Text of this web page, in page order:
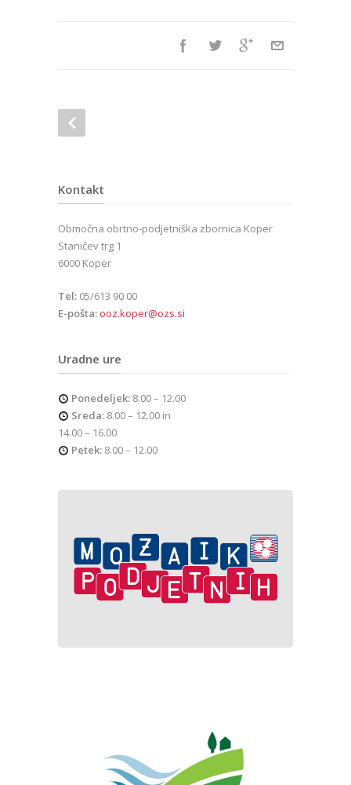
Kontakt
Območna obrtno-podjetniška zbornica Koper
Staničev trg 1
6000 Koper
Tel: 05/613 90 00
E-pošta: ooz.koper@ozs.si
Uradne ure
Ponedeljek: 8.00 – 12.00
Sreda: 8.00 – 12.00 in
14.00 – 16.00
Petek: 8.00 – 12.00